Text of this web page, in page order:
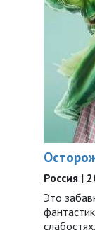
Россия |
Это